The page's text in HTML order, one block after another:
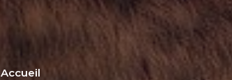
Accueil